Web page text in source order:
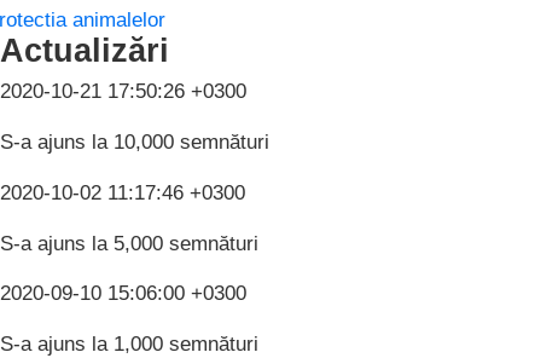
animalelor
Actualizări
2020-10-21 17:50:26 +0300
S-a ajuns la 10,000 semnături
2020-10-02 11:17:46 +0300
S-a ajuns la 5,000 semnături
2020-09-10 15:06:00 +0300
S-a ajuns la 1,000 semnături